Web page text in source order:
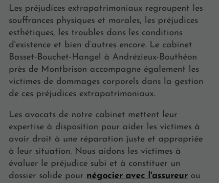
Les préjudices extrapatrimoniaux regroupent les
souffrances physiques et morales, les préjudices
esthétiques, les troubles dans les conditions
d'existence et bien d’autres encore. Le cabinet
Basset-Bouchet-Hangel à Andrézieux-Bouthéon
près de Montbrison accompagne également les
victimes de dommages corporels dans la gestion
de ces préjudices extrapatrimoniaux.
Les avocats de notre cabinet mettent leur
expertise à disposition pour aider les victimes à
avoir droit à une réparation juste et appropriée
à leur situation. Nous aidons les victimes à
évaluer le préjudice subi et à constituer un
dossier solide pour négocier avec l'assureur ou